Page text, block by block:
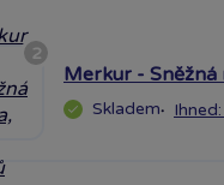
2
Merkur -
Skladem· Ihned: